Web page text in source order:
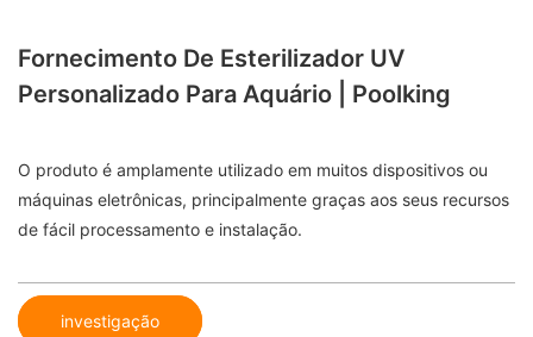
Fornecimento De Esterilizador UV
Personalizado Para Aquário | Poolking
O produto é amplamente utilizado em muitos dispositivos ou
máquinas eletrônicas, principalmente graças aos seus recursos
de fácil processamento e instalação.
investigação